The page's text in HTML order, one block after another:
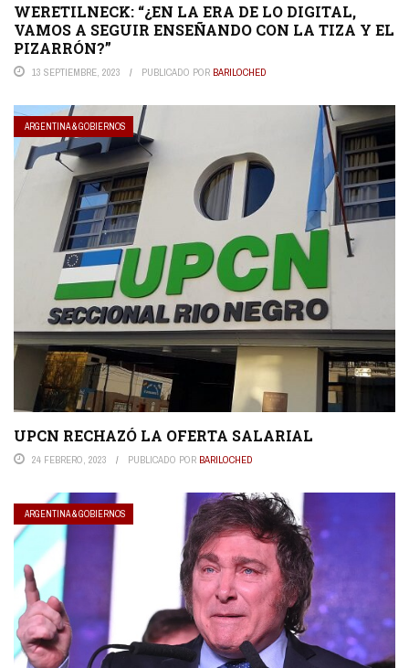
WERETILNECK: “¿EN LA ERA DE LO DIGITAL,
VAMOS A SEGUIR ENSEÑANDO CON LA TIZA Y EL
PIZARRÓN?”
13 SEPTIEMBRE, 2023 PUBLICADO POR BARILOCHED
ARGENTINA & GOBIERNOS
UPCN RECHAZÓ LA OFERTA SALARIAL
24 FEBRERO, 2023 PUBLICADO POR BARILOCHED
ARGENTINA & GOBIERNOS